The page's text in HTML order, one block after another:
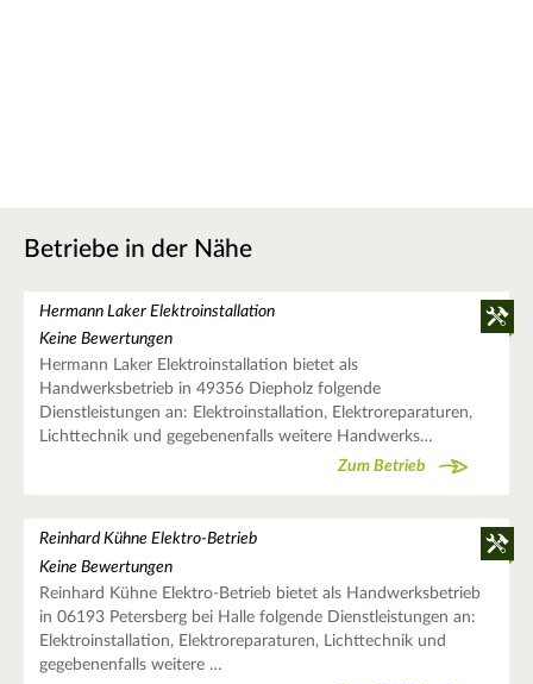
Betriebe in der Nähe
Hermann Laker Elektroinstallation
Keine Bewertungen
Hermann Laker Elektroinstallation bietet als
Handwerksbetrieb in 49356 Diepholz folgende
Dienstleistungen an: Elektroinstallation, Elektroreparaturen,
Lichttechnik und gegebenenfalls weitere Handwerks…
Zum Betrieb
Reinhard Kühne Elektro-Betrieb
Keine Bewertungen
Reinhard Kühne Elektro-Betrieb bietet als Handwerksbetrieb
in 06193 Petersberg bei Halle folgende Dienstleistungen an:
Elektroinstallation, Elektroreparaturen, Lichttechnik und
gegebenenfalls weitere …